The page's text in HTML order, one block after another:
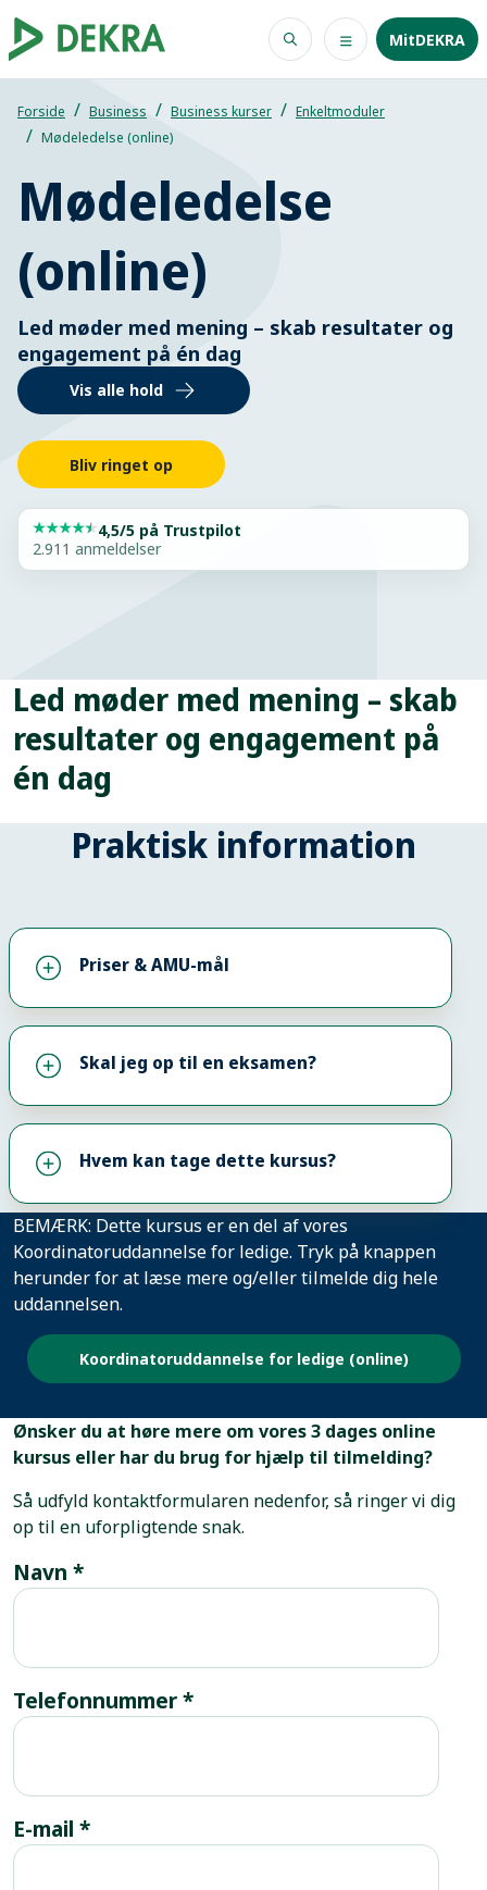
MitDEKRA
Forside Business Business kurser
Enkeltmoduler
Mødeledelse (online)
Mødeledelse
(online)
Led møder med mening – skab resultater og
engagement på én dag
Vis alle hold
Bliv ringet op
★★★★★4,5/5 på Trustpilot
2.911 anmeldelser
Led møder med mening – skab
resultater og engagement på
én dag
Som koordinator, lærer du at planlægge, afholde og lede
forskellige typer af møder med fokus på at skabe værdi
Du vil kunne fastlægge klare mål for mødet og
udarbejde en veltilrettelagt plan for mødet og på den
måde sikre, at hele mødeprocessen og resultatet er
værdiskabende for alle involverede parter.
Praktisk information
Priser & AMU-mål
Skal jeg op til en eksamen?
Hvem kan tage dette kursus?
BEMÆRK: Dette kursus er en del af vores
Koordinatoruddannelse for ledige. Tryk på knappen
herunder for at læse mere og/eller tilmelde dig hele
uddannelsen.
Koordinatoruddannelse for ledige (online)
Ønsker du at høre mere om vores 3 dages online
kursus eller har du brug for hjælp til tilmelding?
Så udfyld kontaktformularen nedenfor, så ringer vi dig
op til en uforpligtende snak.
Navn *
Telefonnummer*
E-mail *